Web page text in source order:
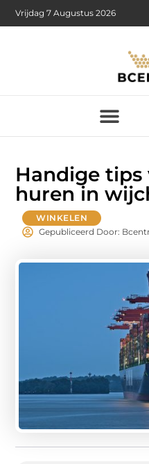
Vrijdag 7 Augustus 2026
Handige
huren in
WINKELEN
Gepubliceerd Door: